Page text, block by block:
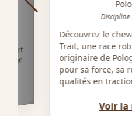
et
Découvrez le
Trait, une race
originaire de
pour sa force, sa
qualités en
Voir la